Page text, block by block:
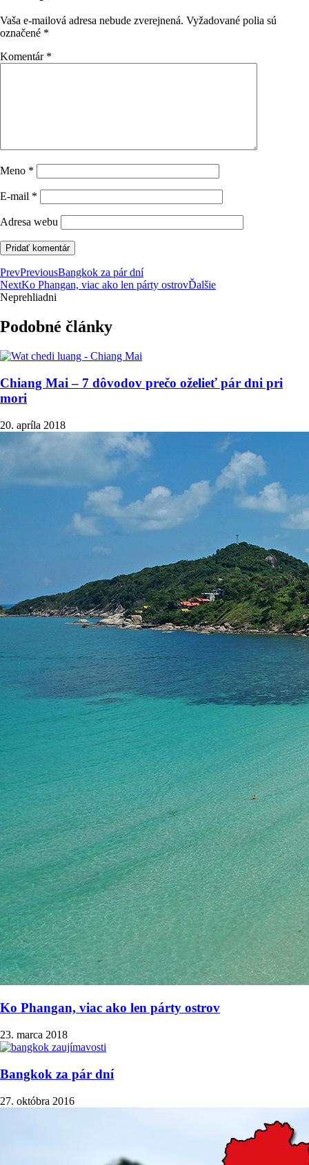
Vaša e-mailová adresa nebude zverejnená. Vyžadované polia sú
označené *
Komentár *
Meno *
E-mail *
Adresa webu
PrevPreviousBangkok za pár dní
NextKo Phangan, viac ako len párty ostrovĎalšie
Neprehliadni
Podobné články
Chiang Mai – 7 dôvodov prečo oželieť pár dni pri
mori
20. apríla 2018
Ko Phangan, viac ako len párty ostrov
23. marca 2018
Bangkok za pár dní
27. októbra 2016